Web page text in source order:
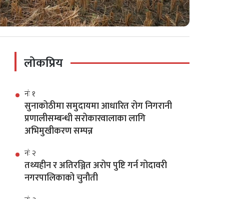
लोकप्रिय
नंः १
सुनाकोठीमा समुदायमा आधारित रोग निगरानी
प्रणालीसम्बन्धी सरोकारवालाका लागि
अभिमुखीकरण सम्पन्न
नंः २
तथ्यहीन र अतिरञ्जित अरोप पुष्टि गर्न गोदावरी
नगरपालिकाको चुनौती